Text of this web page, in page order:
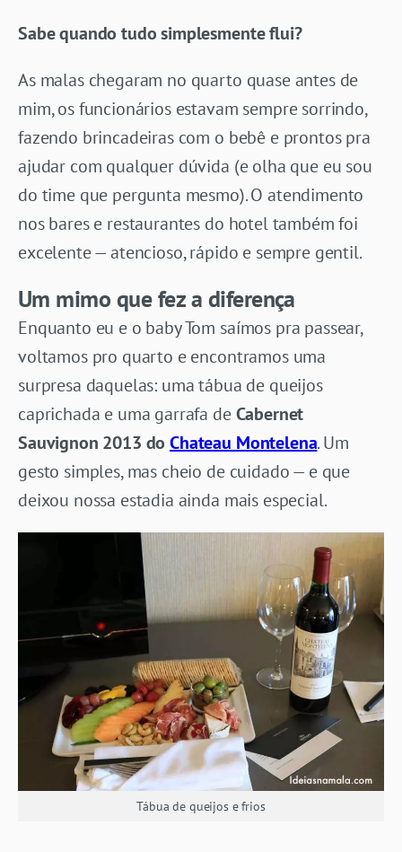
Sabe quando tudo simplesmente flui?
As malas chegaram no quarto quase antes de
mim, os funcionários estavam sempre sorrindo,
fazendo brincadeiras com o bebê e prontos pra
ajudar com qualquer dúvida (e olha que eu sou
do time que pergunta mesmo). O atendimento
nos bares e restaurantes do hotel também foi
excelente — atencioso, rápido e sempre gentil.
Um mimo que fez a diferença
Enquanto eu e o baby Tom saímos pra passear,
voltamos pro quarto e encontramos uma
surpresa daquelas: uma tábua de queijos
caprichada e uma garrafa deCabernet
Sauvignon 2013 doChateau Montelena. Um
gesto simples, mas cheio de cuidado — e que
deixou nossa estadia ainda mais especial.
Tábua de queijos e frios